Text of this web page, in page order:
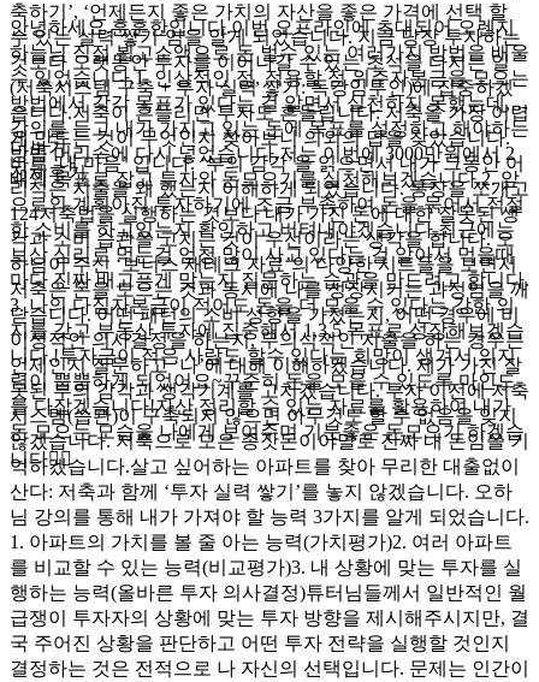
축하기’, ‘언제든지 좋은 가치의 자산을 좋은 가격에 선택 할
수 있는 실력 쌓기’임을 알게 되었습니다. 지금 당장 투자하는
것보다 오랫동안 투자를 이어나갈 수 있는 초석을 다지는 일
(저축시스템 구축 + 투자 실력 쌓기: 독강임투인)에 집중하겠
습니다.저축이 흔들리면 투자도 흔들립니다: 저축을 가장 어렵
게 만드는 것이 무엇인지 찾아보니 의외의 답을 찾았습니다.
바로 ‘내 마음’ 입니다. ‘부의 감각’을 읽으면서 내가 그동안 어
리석은 지출을 왜 했는지 이해하게 되었습니다. 통장을 쪼개고
124저축법을 실행하는 것보다 내가 가진 돈에 대한 잘못된 생
각과 소비 습관을 고치는 것이 우선이라는 생각을 합니다. 오
하님이 주신 ‘보너스 재테크 자료’의 다양한 시트들을 보면서
저축은 돈을 모으는 것과 동시에 나를 성장시키는 과정임을 깨
닫습니다. 어떤 패턴의 소비 성향을 가졌는지, 어떤 경우에 비
이성적인 의사결정을 하는지, 무의식적인 지출을 하는 경우는
언제인지 질문하고 ‘나’에 대해 이해하겠습니다. 제가 가진 잘
못된 부의 감각과 생각기계를 고치겠습니다. 투자 이전에 저축
시스템(습관)이 구축되지 않으면 아무것도 할 수 없음을 잊지
않겠습니다. 저축으로 모은 종잣돈이야말로 진짜 내 돈임을 기
억하겠습니다.살고 싶어하는 아파트를 찾아 무리한 대출없이
산다: 저축과 함께 ‘투자 실력 쌓기’를 놓지 않겠습니다. 오하
님 강의를 통해 내가 가져야 할 능력 3가지를 알게 되었습니다.
1. 아파트의 가치를 볼 줄 아는 능력(가치평가)2. 여러 아파트
를 비교할 수 있는 능력(비교평가)3. 내 상황에 맞는 투자를 실
행하는 능력(올바른 투자 의사결정)튜터님들께서 일반적인 월
급쟁이 투자자의 상황에 맞는 투자 방향을 제시해주시지만, 결
국 주어진 상황을 판단하고 어떤 투자 전략을 실행할 것인지
결정하는 것은 전적으로 나 자신의 선택입니다. 문제는 인간이
안녕하세요.훈훈한입니다.이번 오프라인에 초대되어 오렌지
하늘님 직접 뵙고소액으로 돈 벌수 있는 여러가지 방법을 배울
수 있었습니다.1. 인상적인 점, 적용할 점 위주자본금을 모으는
방법에서 각각 목표가 있다는 걸 알면서 실천하지 못했는데,
강의를 듣고 내가 가지고 있는 돈에 목표를 설정하고 해야하는
방법 머리속에 다시 넣었습니다.저는 이번에 3000만원에서 2
배의 목표로 잡고 투자와 돈모으기를 실천해보겠습니다.2. 앞
으로의 계획아직 투자하기에 조금 부족하여 돈을 묶어서 적절
한 소비를 하고있는지 확인하고 버텨내야겠습니다.최근에는
보상 심리로 먹는걸 엄청 많이 사고 있다는 걸 알아서 먹을때
마다 진짜 배고픈게 맞는지 질문하는 습관을 만드려고 합니다.
3. 나의 다짐자본금이 적어도 돈을 더 모을 수 있다는 강한 의
지를 갖고 부동산 투자에 집중해서 1,3,5 목표로 성장해보겠습
니다.!투자금이 적은 사람도 할수 있다는 희망이 생겨서 의지
력이 뿜뿜하게 되었어요~꾸준히 돈을 모을 수 있도록 마인드
를 다잡겠습니다!자산 정리할 수 있는 자료를 활용하여 내가
돈 모으는 모습을 나에게 보여주며 기분좋은 돈모으기 하겠습
니다👍🏻
더보기
전체후기